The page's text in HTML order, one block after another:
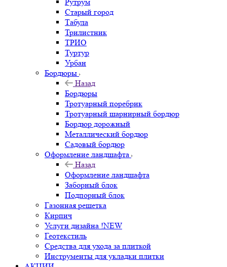
Старый город
Табула
Трилистник
ТРИО
Туртур
Урбан
Бордюры
Назад
Бордюры
Тротуарный поребрик
Тротуарный шарнирный бордюр
Бордюр дорожный
Металлический бордюр
Садовый бордюр
Оформление ландшафта
Назад
Оформление ландшафта
Заборный блок
Подпорный блок
Газонная решетка
Кирпич
Услуги дизайна !NEW
Геотекстиль
Средства для ухода за плиткой
Инструменты для укладки плитки